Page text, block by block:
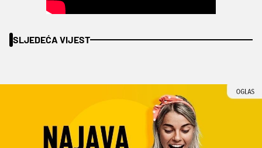
SLJEDEĆA VIJEST